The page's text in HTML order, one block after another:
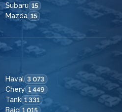
Subaru 15
Mazda 15
Haval 3 073
Chery 1 449
Tank 1 331
Baic 1 015